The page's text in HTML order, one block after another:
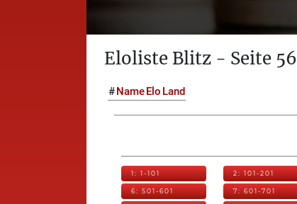
Eloliste Blitz - Seite 56
#NameElo Land
1: 1-101 2: 101-201
6: 501-601 7: 601-701